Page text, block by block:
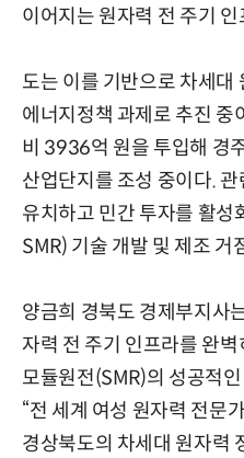
이어지는 원자력 전 주기
도는 이를 기반으로 차세대
에너지정책 과제로 추진 중
비 3936억 원을 투입해 경
산업단지를 조성 중이다.
유치하고 민간 투자를 활
SMR) 기술 개발 및 제조 거
양금희 경북도 경제부지사
자력 전 주기 인프라를 완
모듈원전(SMR)의 성공적
“전 세계 여성 원자력 전문
경상북도의 차세대 원자력